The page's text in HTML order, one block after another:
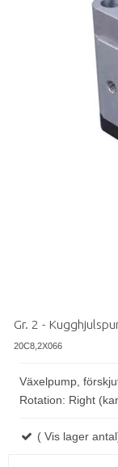
Gr. 2 -
20C8,2X066
Växelpump,
Rotation: Right
( Vis lager